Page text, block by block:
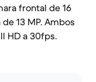
frontal de 16
13 MP. Ambos
HD a 30fps.